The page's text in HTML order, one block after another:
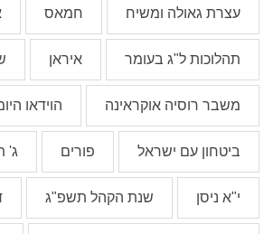
עצרת גאולה ומשיח חמאס
תהלוכות ל"ג בעומר איראן
משבר רוסיה אוקראינה הוידאו
ביטחון עם ישראל פורים ג'
י"א ניסן שנת הקהל תשפ"ג